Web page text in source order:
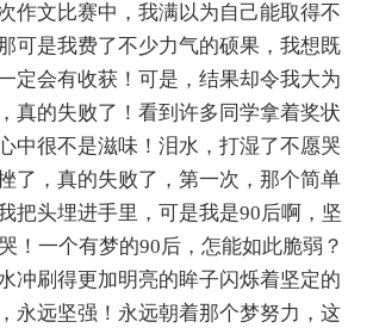
作文比赛中，我满以为自己能取得不
可是我费了不少力气的硕果，我想既
定会有收获！可是，结果却令我大为
真的失败了！看到许多同学拿着奖状
中很不是滋味！泪水，打湿了不愿哭
了，真的失败了，第一次，那个简单
把头埋进手里，可是我是90后啊，坚
！一个有梦的90后，怎能如此脆弱？
冲刷得更加明亮的眸子闪烁着坚定的
永远坚强！永远朝着那个梦努力，这